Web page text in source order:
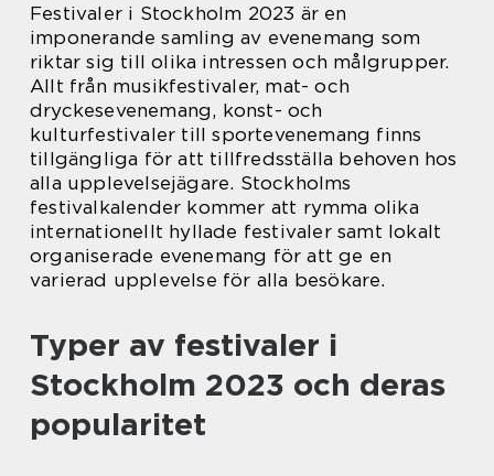
Festivaler i Stockholm 2023 är en
imponerande samling av evenemang som
riktar sig till olika intressen och målgrupper.
Allt från musikfestivaler, mat- och
dryckesevenemang, konst- och
kulturfestivaler till sportevenemang finns
tillgängliga för att tillfredsställa behoven hos
alla upplevelsejägare. Stockholms
festivalkalender kommer att rymma olika
internationellt hyllade festivaler samt lokalt
organiserade evenemang för att ge en
varierad upplevelse för alla besökare.
Typer av festivaler i
Stockholm 2023 och deras
popularitet